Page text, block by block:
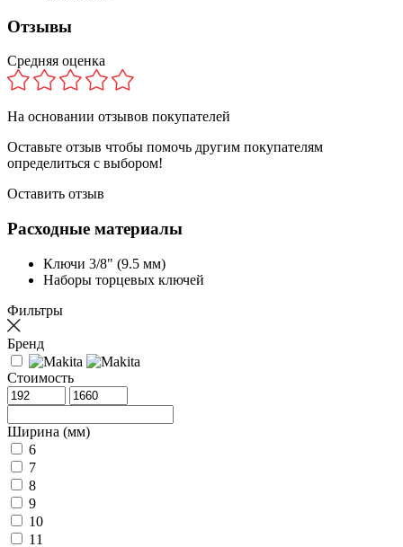
Отзывы
Средняя оценка
На основании отзывов покупателей
Оставьте отзыв чтобы помочь другим покупателям
определиться с выбором!
Оставить отзыв
Расходные материалы
Ключи 3/8" (9.5 мм)
Наборы торцевых ключей
Фильтры
Бренд
Стоимость
Ширина (мм)
6
7
8
9
10
11